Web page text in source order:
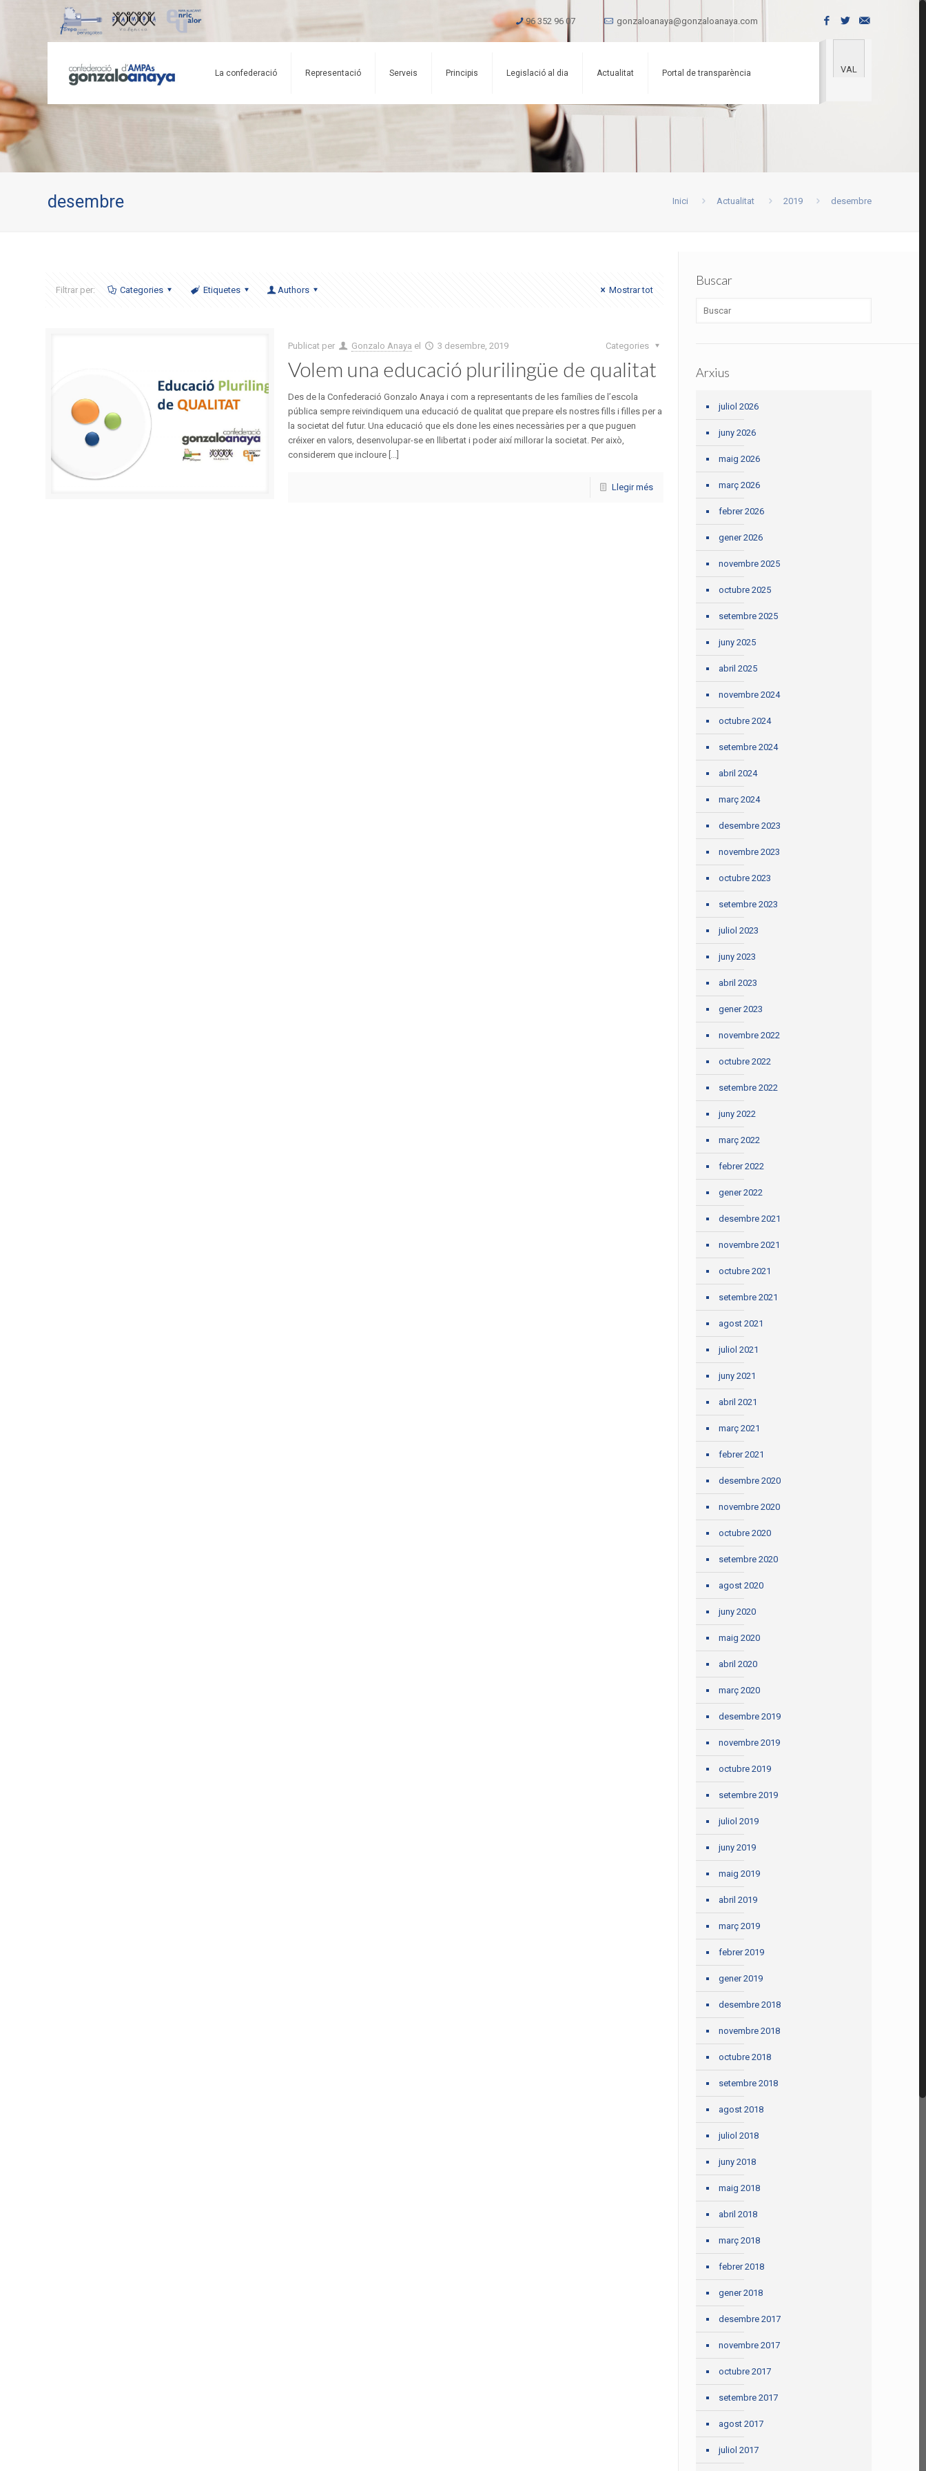
96 352 96 07 gonzaloanaya@gonzaloanaya.com
La confederació Representació Serveis Principis Legislació al dia Actualitat Portal de transparència VAL
desembre Inici Actualitat 2019 desembre
Filtrar per: Categories Etiquetes Authors Mostrar tot
Publicat per Gonzalo Anaya el 3 desembre, 2019 Categories
Volem una educació plurilingüe de qualitat
Des de la Confederació Gonzalo Anaya i com a representants de les famílies de l’escola
pública sempre reivindiquem una educació de qualitat que prepare els nostres fills i filles per a
la societat del futur. Una educació que els done les eines necessàries per a que puguen
créixer en valors, desenvolupar-se en llibertat i poder així millorar la societat. Per això,
considerem que incloure [...]
Llegir més
Buscar
Arxius
juliol 2026
juny 2026
maig 2026
març 2026
febrer 2026
gener 2026
novembre 2025
octubre 2025
setembre 2025
juny 2025
abril 2025
novembre 2024
octubre 2024
setembre 2024
abril 2024
març 2024
desembre 2023
novembre 2023
octubre 2023
setembre 2023
juliol 2023
juny 2023
abril 2023
gener 2023
novembre 2022
octubre 2022
setembre 2022
juny 2022
març 2022
febrer 2022
gener 2022
desembre 2021
novembre 2021
octubre 2021
setembre 2021
agost 2021
juliol 2021
juny 2021
abril 2021
març 2021
febrer 2021
desembre 2020
novembre 2020
octubre 2020
setembre 2020
agost 2020
juny 2020
maig 2020
abril 2020
març 2020
desembre 2019
novembre 2019
octubre 2019
setembre 2019
juliol 2019
juny 2019
maig 2019
abril 2019
març 2019
febrer 2019
gener 2019
desembre 2018
novembre 2018
octubre 2018
setembre 2018
agost 2018
juliol 2018
juny 2018
maig 2018
abril 2018
març 2018
febrer 2018
gener 2018
desembre 2017
novembre 2017
octubre 2017
setembre 2017
agost 2017
juliol 2017